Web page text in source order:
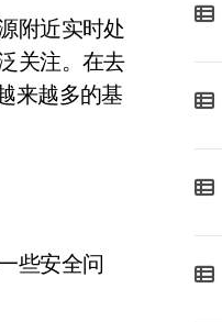
关注。在去
来越多的基
些安全问